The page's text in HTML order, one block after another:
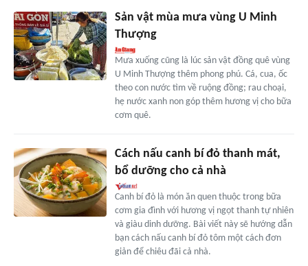
Sản vật mùa mưa vùng U Minh
Thượng
Mưa xuống cũng là lúc sản vật đồng quê vùng
U Minh Thượng thêm phong phú. Cá, cua, ốc
theo con nước tìm về ruộng đồng; rau choại,
hẹ nước xanh non góp thêm hương vị cho bữa
cơm quê.
Cách nấu canh bí đỏ thanh mát,
bổ dưỡng cho cả nhà
Canh bí đỏ là món ăn quen thuộc trong bữa
cơm gia đình với hương vị ngọt thanh tự nhiên
và giàu dinh dưỡng. Bài viết này sẽ hướng dẫn
bạn cách nấu canh bí đỏ tôm một cách đơn
giản để chiêu đãi cả nhà.